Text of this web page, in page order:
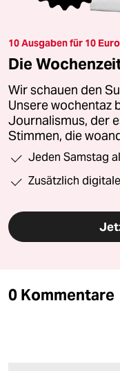
10 Ausgaben für 10 Euro
Die
Wir schauen den
Unsere wochentaz
Journalismus, der
Stimmen, die
Jeden Samstag
Zusätzlich
0 Kommentare